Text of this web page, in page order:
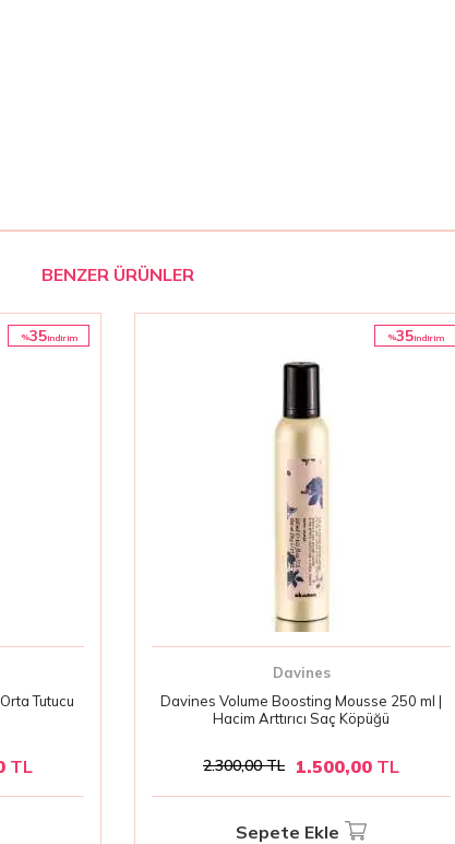
BENZER ÜRÜNLER
%35i̇ndirim
Tutucu
TL
%35i̇ndirim
Davines
Davines Volume Boosting Mousse 250 ml |
Hacim Arttırıcı Saç Köpüğü
2.300,00TL 1.500,00 TL
Sepete Ekle